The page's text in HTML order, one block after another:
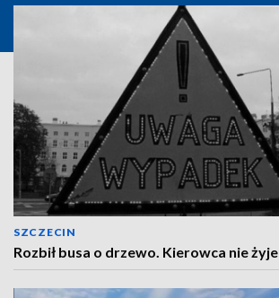
SZCZECIN
Rozbił busa o drzewo. Kierowca nie żyje